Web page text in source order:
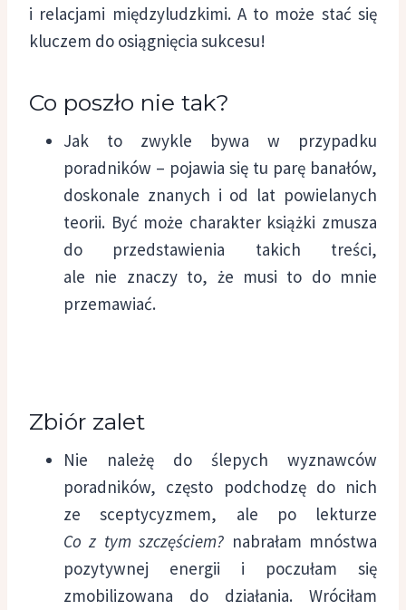
i relacjami międzyludzkimi. A to może stać się
kluczem do osiągnięcia sukcesu!
Co poszło nie tak?
Jak to zwykle bywa w przypadku
poradników – pojawia się tu parę banałów,
doskonale znanych i od lat powielanych
teorii. Być może charakter książki zmusza
do przedstawienia takich treści,
ale nie znaczy to, że musi to do mnie
przemawiać.
Zbiór zalet
Nie należę do ślepych wyznawców
poradników, często podchodzę do nich
ze sceptycyzmem, ale po lekturze
Co z tym szczęściem? nabrałam mnóstwa
pozytywnej energii i poczułam się
zmobilizowana do działania. Wróciłam